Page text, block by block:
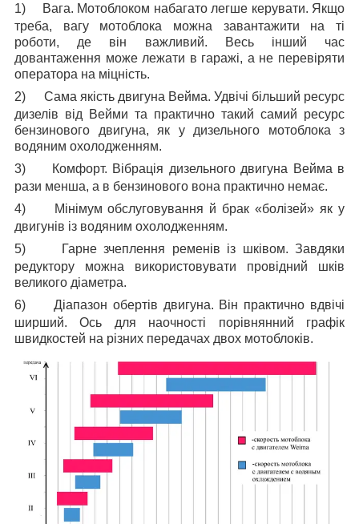
1)
Вага. Мотоблоком набагато легше керувати. Якщо
треба, вагу мотоблока можна завантажити на ті
роботи, де він важливий. Весь інший час
довантаження може лежати в гаражі, а не перевіряти
оператора на міцність.
2)
Сама якість двигуна Вейма. Удвічі більший ресурс
дизелів від Вейми та практично такий самий ресурс
бензинового двигуна, як у дизельного мотоблока з
водяним охолодженням.
3)
Комфорт. Вібрація дизельного двигуна Вейма в
рази менша, а в бензинового вона практично немає.
4)
Мінімум обслуговування й брак «болізей» як у
двигунів із водяним охолодженням.
5)
Гарне зчеплення ременів із шківом. Завдяки
редуктору можна використовувати провідний шків
великого діаметра.
6)
Діапазон обертів двигуна. Він практично вдвічі
ширший. Ось для наочності порівнянний графік
швидкостей на різних передачах двох мотоблоків.